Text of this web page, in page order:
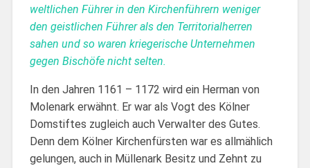
weltlichen Führer in den Kirchenführern weniger
den geistlichen Führer als den Territorialherren
sahen und so waren kriegerische Unternehmen
gegen Bischöfe nicht selten.
In den Jahren 1161 – 1172 wird ein Herman von
Molenark erwähnt. Er war als Vogt des Kölner
Domstiftes zugleich auch Verwalter des Gutes.
Denn dem Kölner Kirchenfürsten war es allmählich
gelungen, auch in Müllenark Besitz und Zehnt zu